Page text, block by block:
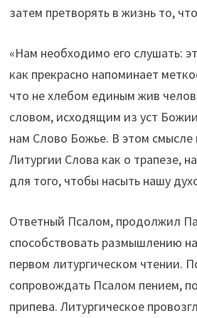
затем претворять в жизнь то,
«Нам необходимо его слушать:
как прекрасно напоминает
что не хлебом единым жив
словом, исходящим из уст
нам Слово Божье. В этом смысле
Литургии Слова как о трапезе,
для того, чтобы насыть нашу
Ответный Псалом, продолжил
способствовать размышлению
первом литургическом чтении.
сопровождать Псалом пением,
припева. Литургическое